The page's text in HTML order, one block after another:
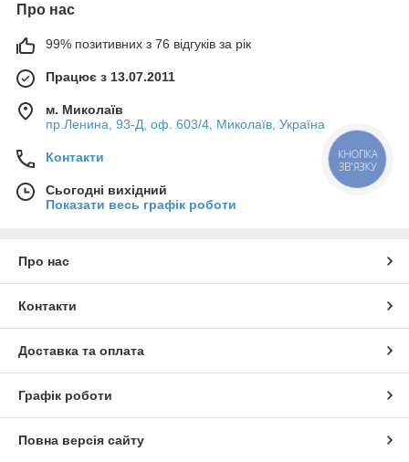
Про нас
99% позитивних з 76 відгуків за рік
Працює з 13.07.2011
м. Миколаїв
пр.Ленина, 93-Д, оф. 603/4, Миколаїв, Україна
Контакти
Сьогодні вихідний
Показати весь графік роботи
Про нас
Контакти
Доставка та оплата
Графік роботи
Повна версія сайту
КНОПКА
ЗВ'ЯЗКУ